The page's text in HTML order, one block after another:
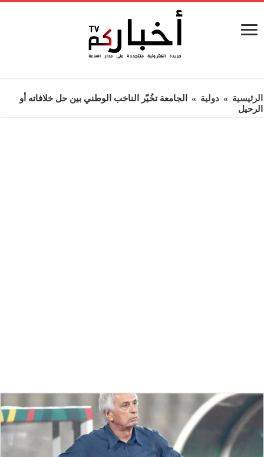
الرئيسية » دولية »
الجامعة تخُيّر الناخب الوطني بين حل خلافاته أو
الرحيل